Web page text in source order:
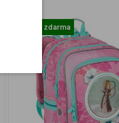
Doprava zdarma